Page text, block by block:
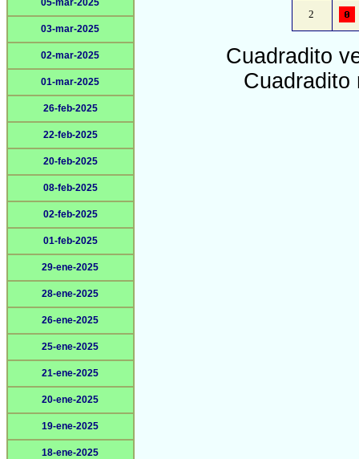
05-mar-2025
03-mar-2025
02-mar-2025
01-mar-2025
26-feb-2025
22-feb-2025
20-feb-2025
08-feb-2025
02-feb-2025
01-feb-2025
29-ene-2025
28-ene-2025
26-ene-2025
25-ene-2025
21-ene-2025
20-ene-2025
19-ene-2025
18-ene-2025
2
Cuadradito
Cuadradito